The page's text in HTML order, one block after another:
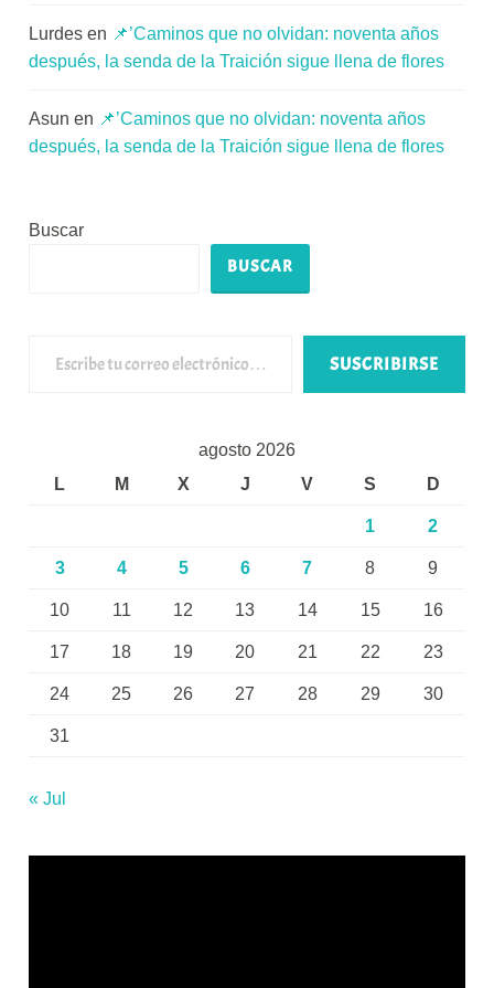
Lurdes en 📌’Caminos que no olvidan: noventa años
después, la senda de la Traición sigue llena de flores
Asun en 📌’Caminos que no olvidan: noventa años
después, la senda de la Traición sigue llena de flores
Buscar
BUSCAR
SUSCRIBIRSE
agosto 2026
L
M X J V S D
1 2
3 4 5 6 7 8 9
10 11 12 13 14 15 16
17 18 19 20 21 22 23
24 25 26 27 28 29 30
31
« Jul